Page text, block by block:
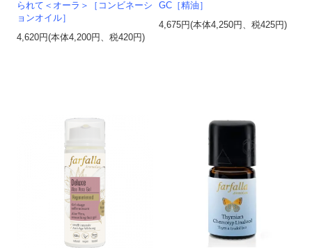
られて＜オーラ＞［コンビネーシ
ョンオイル］
4,620円(本体4,200円、税420円)
GC［精油］
4,675円(本体4,250円、税425円)